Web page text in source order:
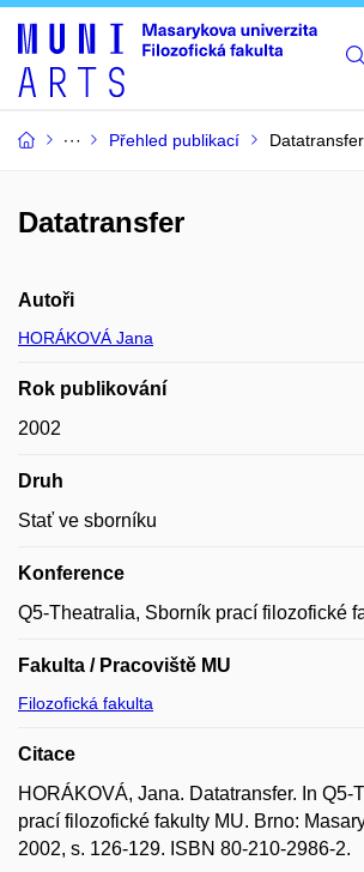
Přehled publikací Datatransfer
Datatransfer
Autoři
HORÁKOVÁ Jana
Rok publikování
2002
Druh
Stať ve sborníku
Konference
Q5-Theatralia, Sborník prací filozofické
Fakulta / Pracoviště MU
Filozofická fakulta
Citace
HORÁKOVÁ, Jana. Datatransfer. In Q5-
prací filozofické fakulty MU. Brno:
2002, s. 126-129. ISBN 80-210-2986-2.